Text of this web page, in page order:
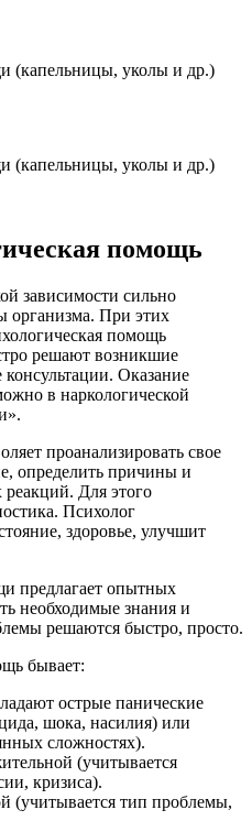
(капельницы, уколы и др.)
(капельницы, уколы и др.)
помощь
зависимости сильно
организма. При этих
помощь
решают возникшие
Оказание
в наркологической
проанализировать свое
определить причины и
Для этого
Психолог
здоровье, улучшит
предлагает опытных
необходимые знания и
решаются быстро, просто.
бывает:
острые панические
шока, насилия) или
сложностях).
(учитывается
кризиса).
(учитывается тип проблемы,